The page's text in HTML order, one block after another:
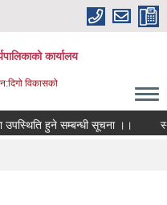
कार्यालय
विकासको
हुने सम्बन्धी सूचना ।।